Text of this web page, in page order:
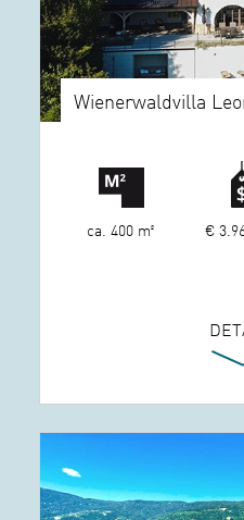
Wienerwaldvilla
ca. 400 m² €